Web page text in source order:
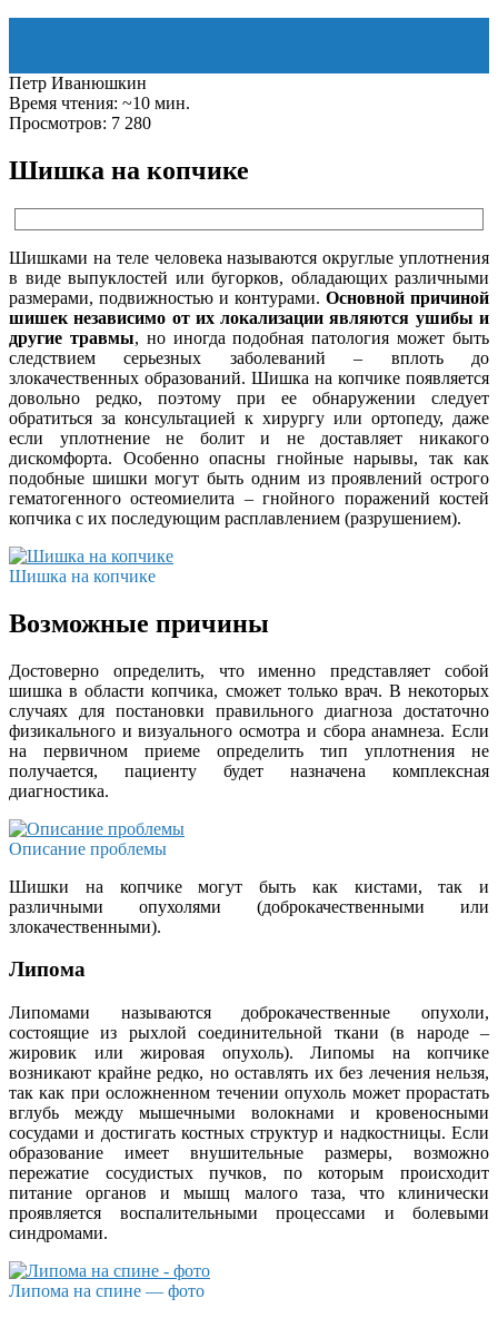
Петр Иванюшкин
Время чтения: ~10 мин.
Просмотров: 7 280
Шишка на копчике
Шишками на теле человека называются округлые уплотнения
в виде выпуклостей или бугорков, обладающих различными
размерами, подвижностью и контурами. Основной причиной
шишек независимо от их локализации являются ушибы и
другие травмы, но иногда подобная патология может быть
следствием серьезных заболеваний – вплоть до
злокачественных образований. Шишка на копчике появляется
довольно редко, поэтому при ее обнаружении следует
обратиться за консультацией к хирургу или ортопеду, даже
если уплотнение не болит и не доставляет никакого
дискомфорта. Особенно опасны гнойные нарывы, так как
подобные шишки могут быть одним из проявлений острого
гематогенного остеомиелита – гнойного поражений костей
копчика с их последующим расплавлением (разрушением).
Шишка на копчике
Возможные причины
Достоверно определить, что именно представляет собой
шишка в области копчика, сможет только врач. В некоторых
случаях для постановки правильного диагноза достаточно
физикального и визуального осмотра и сбора анамнеза. Если
на первичном приеме определить тип уплотнения не
получается, пациенту будет назначена комплексная
диагностика.
Описание проблемы
Шишки на копчике могут быть как кистами, так и
различными опухолями (доброкачественными или
злокачественными).
Липома
Липомами называются доброкачественные опухоли,
состоящие из рыхлой соединительной ткани (в народе –
жировик или жировая опухоль). Липомы на копчике
возникают крайне редко, но оставлять их без лечения нельзя,
так как при осложненном течении опухоль может прорастать
вглубь между мышечными волокнами и кровеносными
сосудами и достигать костных структур и надкостницы. Если
образование имеет внушительные размеры, возможно
пережатие сосудистых пучков, по которым происходит
питание органов и мышц малого таза, что клинически
проявляется воспалительными процессами и болевыми
синдромами.
Липома на спине — фото